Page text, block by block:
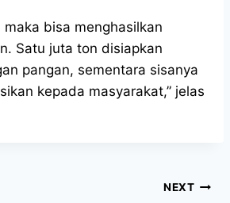
maka bisa menghasilkan
Satu juta ton disiapkan
pangan, sementara sisanya
kepada masyarakat,” jelas
NEXT